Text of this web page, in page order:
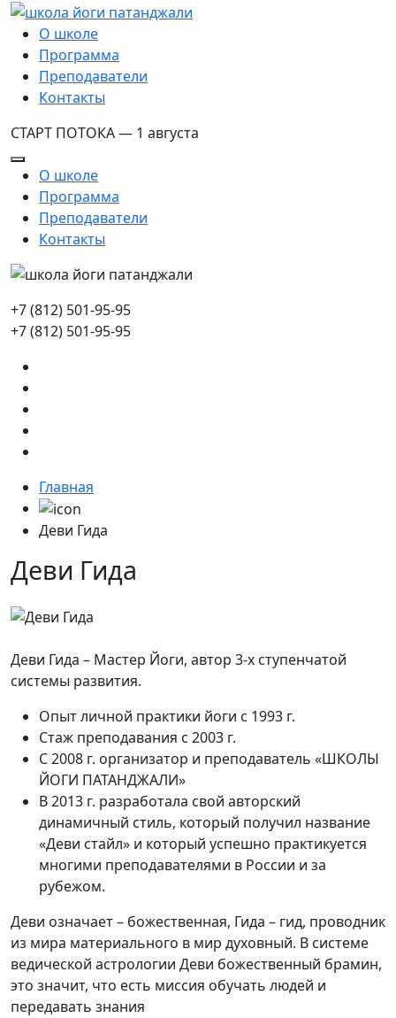
О школе
Программа
Преподаватели
Контакты
СТАРТ ПОТОКА — 1 августа
О школе
Программа
Преподаватели
Контакты
+7 (812) 501-95-95
+7 (812) 501-95-95
Главная
Деви Гида
Деви Гида
Деви Гида – Мастер Йоги, автор 3-х ступенчатой
системы развития.
Опыт личной практики йоги с 1993 г.
Стаж преподавания с 2003 г.
С 2008 г. организатор и преподаватель «ШКОЛЫ
ЙОГИ ПАТАНДЖАЛИ»
В 2013 г. разработала свой авторский
динамичный стиль, который получил название
«Деви стайл» и который успешно практикуется
многими преподавателями в России и за
рубежом.
Деви означает – божественная, Гида – гид, проводник
из мира материального в мир духовный. В системе
ведической астрологии Деви божественный брамин,
это значит, что есть миссия обучать людей и
передавать знания